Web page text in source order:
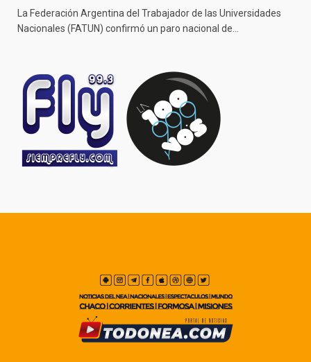
La Federación Argentina del Trabajador de las Universidades
Nacionales (FATUN) confirmó un paro nacional de…